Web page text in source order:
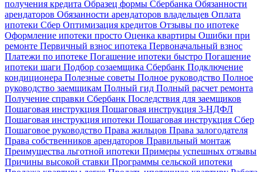
получения кредита Образец формы Сбербанка Обязанности
арендаторов Обязанности арендаторов владельцев Оплата
ипотеки Сбер Оптимизация кредитов Отзывы по ипотеке
Оформление ипотеки просто Оценка квартиры Ошибки при
ремонте Первичный взнос ипотека Первоначальный взнос
Платежи по ипотеке Погашение ипотеки быстро Погашение
ипотеки шаги Подбор созаемщика Сбербанк Подключение
кондиционера Полезные советы Полное руководство Полное
руководство заемщикам Полный гид Полный расчет ремонта
Получение справки Сбербанк Последствия для заемщиков
Пошаговая инструкция Пошаговая инструкция 3-НДФЛ
Пошаговая инструкция ипотеки Пошаговая инструкция Сбер
Пошаговое руководство Права жильцов Права залогодателя
Права собственников арендаторов Правильный монтаж
Преимущества льготной ипотеки Примеры успешных отзывы
Причины высокой ставки Программы сельской ипотеки